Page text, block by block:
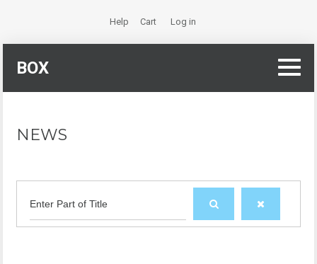
Help Cart Log in
BOX
NEWS
Enter Part of Title